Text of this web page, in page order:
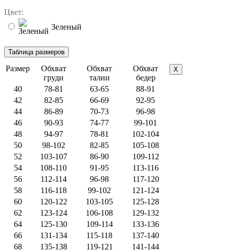
Цвет:
Зеленый
Размер
Обхват
груди
Обхват
талии
Обхват
бедер
X
40 78-81 63-65
88-91
42
82-85 66-69
92-95
44
86-89 70-73
96-98
46
90-93 74-77
99-101
48
94-97 78-81
102-104
50
98-102 82-85
105-108
52
103-107 86-90
109-112
54
108-110 91-95
113-116
56
112-114 96-98
117-120
58
116-118 99-102
121-124
60
120-122 103-105
125-128
62
123-124 106-108
129-132
64
125-130 109-114
133-136
66
131-134 115-118
137-140
68
135-138 119-121
141-144